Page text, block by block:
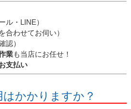
ル・LINE）
合わせてお伺い）
認）
業も当店にお任せ！
支払い
かかりますか？